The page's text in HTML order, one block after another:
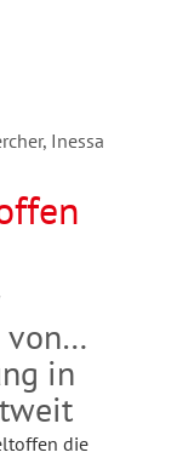
Inessa
in
die